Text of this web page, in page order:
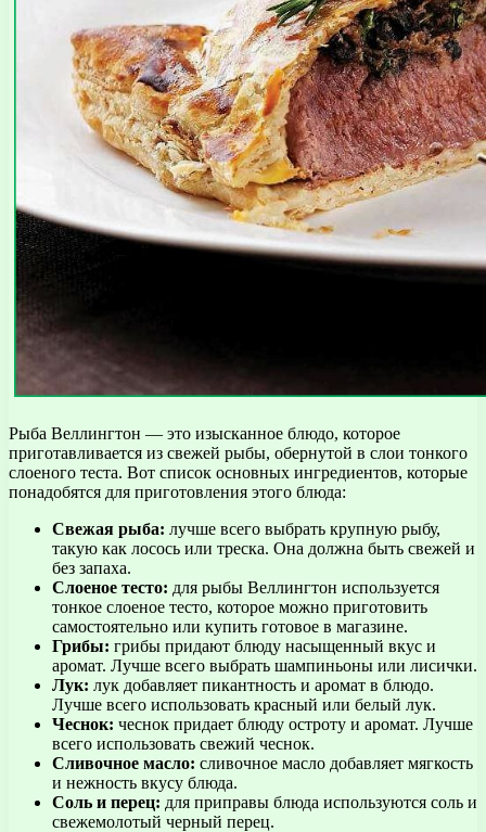
Рыба Веллингтон — это изысканное блюдо, которое
приготавливается из свежей рыбы, обернутой в слои тонкого
слоеного теста. Вот список основных ингредиентов, которые
понадобятся для приготовления этого блюда:
Свежая рыба: лучше всего выбрать крупную рыбу,
такую как лосось или треска. Она должна быть свежей и
без запаха.
Слоеное тесто: для рыбы Веллингтон используется
тонкое слоеное тесто, которое можно приготовить
самостоятельно или купить готовое в магазине.
Грибы: грибы придают блюду насыщенный вкус и
аромат. Лучше всего выбрать шампиньоны или лисички.
Лук: лук добавляет пикантность и аромат в блюдо.
Лучше всего использовать красный или белый лук.
Чеснок: чеснок придает блюду остроту и аромат. Лучше
всего использовать свежий чеснок.
Сливочное масло: сливочное масло добавляет мягкость
и нежность вкусу блюда.
Соль и перец: для приправы блюда используются соль и
свежемолотый черный перец.